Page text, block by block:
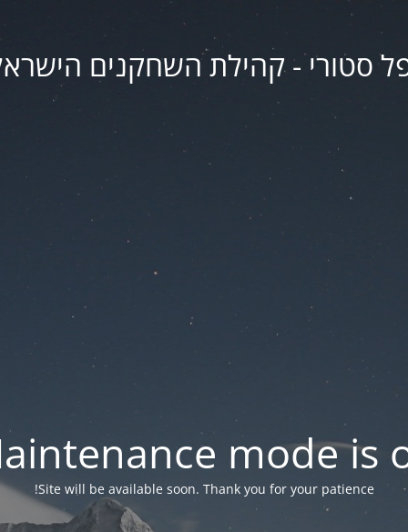
סטורי - קהילת השחקנים
mode is
Site will be available soon. Thank you for your patience!